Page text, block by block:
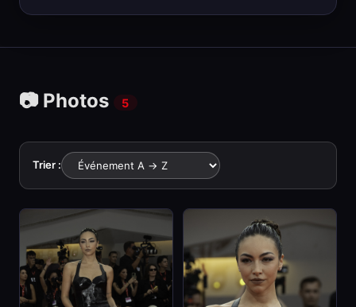
📷 Photos 5
Trier :